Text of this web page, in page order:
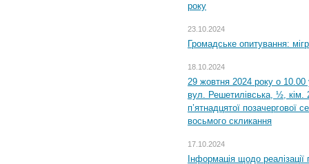
року
23.10.2024
Громадське опитування:
18.10.2024
29 жовтня 2024 року о 10.00
вул. Решетилівська, ½, кім.
п’ятнадцятої позачергової
восьмого скликання
17.10.2024
Інформація щодо